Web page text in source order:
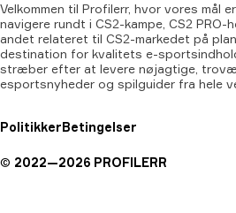
Velkommen til Profilerr, hvor vores mål
navigere rundt i CS2-kampe, CS2 PRO-
andet relateret til CS2-markedet på
destination for kvalitets e-
stræber efter at levere nøjagtige,
esportsnyheder og spilguider fra hele
PolitikkerBetingelser
© 2022—2026 PROFILERR